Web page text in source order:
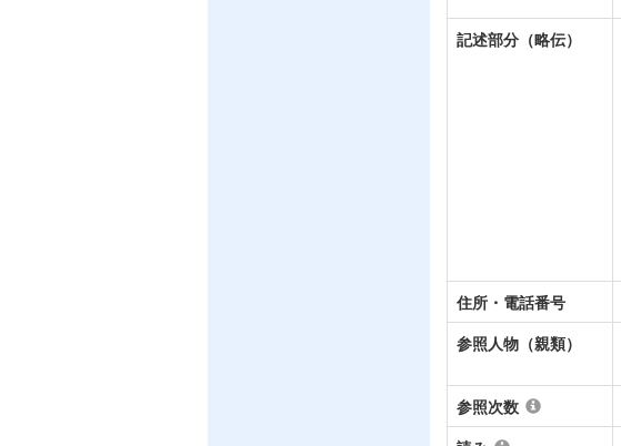
記述部分（略伝）
住所・電話番号
参照人物（親類）
参照次数